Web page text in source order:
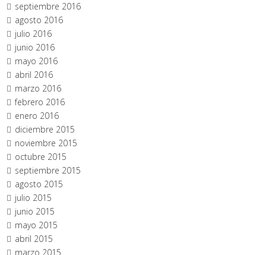
septiembre 2016
agosto 2016
julio 2016
junio 2016
mayo 2016
abril 2016
marzo 2016
febrero 2016
enero 2016
diciembre 2015
noviembre 2015
octubre 2015
septiembre 2015
agosto 2015
julio 2015
junio 2015
mayo 2015
abril 2015
marzo 2015